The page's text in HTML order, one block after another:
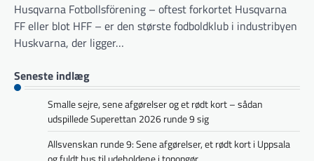
Husqvarna Fotbollsförening – oftest forkortet Husqvarna
FF eller blot HFF – er den største fodboldklub i industribyen
Huskvarna, der ligger…
Seneste indlæg
Smalle sejre, sene afgørelser og et rødt kort – sådan
udspillede Superettan 2026 runde 9 sig
Allsvenskan runde 9: Sene afgørelser, et rødt kort i Uppsala